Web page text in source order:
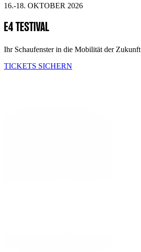
16.-18. OKTOBER 2026
E4 TESTIVAL
Ihr Schaufenster in die Mobilität der Zukunft
TICKETS SICHERN